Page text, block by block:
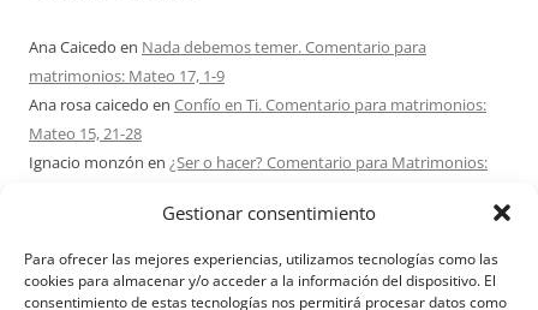
Gestionar consentimiento
Para ofrecer las mejores experiencias, utilizamos tecnologías como las
cookies para almacenar y/o acceder a la información del dispositivo. El
consentimiento de estas tecnologías nos permitirá procesar datos como
Ana Caicedo en Nada debemos temer. Comentario para
matrimonios: Mateo 17, 1-9
Ana rosa caicedo en Confío en Ti. Comentario para matrimonios:
Mateo 15, 21-28
Ignacio monzón en ¿Ser o hacer? Comentario para Matrimonios:
Maria Asuncion Herrero Mendezen¿Ser o hacer? Comentario para
Matrimonios: Mateo 15, 1-2. 10-14
Sandra Karina SolomitaenRETIRO MATRIMONIOS BUENOS AIRES